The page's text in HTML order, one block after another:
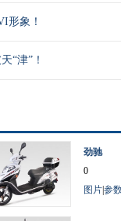
形象！
“津”！
劲驰
0
图片参